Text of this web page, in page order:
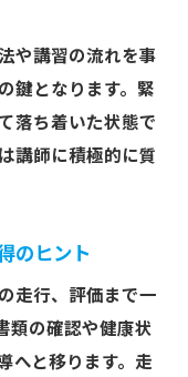
や講習の流れを事
鍵となります。緊
落ち着いた状態で
講師に積極的に質
のヒント
走行、評価まで一
類の確認や健康状
へと移ります。走